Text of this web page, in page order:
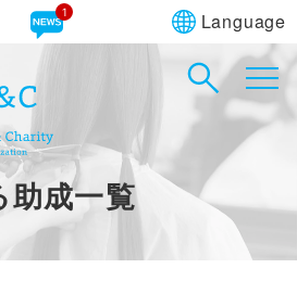
青 黒
Language
助成一覧